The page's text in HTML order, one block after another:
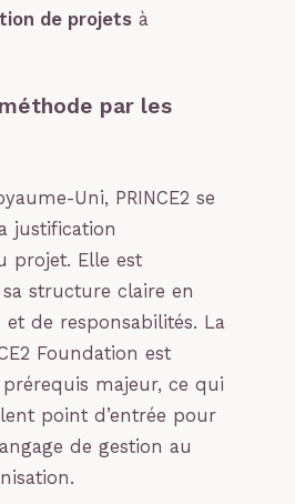
de projets à
par les
Uni, PRINCE2 se
justification
projet. Elle est
structure claire en
de responsabilités. La
Foundation est
prérequis majeur, ce qui
point d’entrée pour
de gestion au